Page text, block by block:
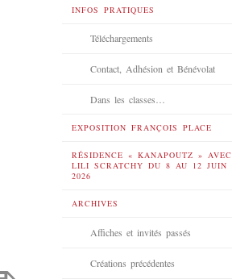
INFOS PRATIQUES
Téléchargements
Contact, Adhésion et Bénévolat
Dans les classes…
EXPOSITION FRANÇOIS PLACE
RÉSIDENCE « KANAPOUTZ » AVEC
LILI SCRATCHY DU 8 AU 12 JUIN
2026
ARCHIVES
Affiches et invités passés
Créations précédentes